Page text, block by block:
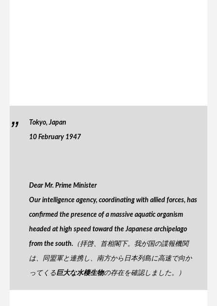
Tokyo, Japan
10 February 1947
Dear Mr. Prime Minister
Our intelligence agency, coordinating with allied forces, has
confirmed the presence of a massive aquatic organism
headed at high speed toward the Japanese archipelago
from the south. （拝啓、首相閣下。我が国の諜報機関
は、同盟軍と連携し、南方から日本列島に高速で向か
ってくる巨大な水棲生物の存在を確認しました。）